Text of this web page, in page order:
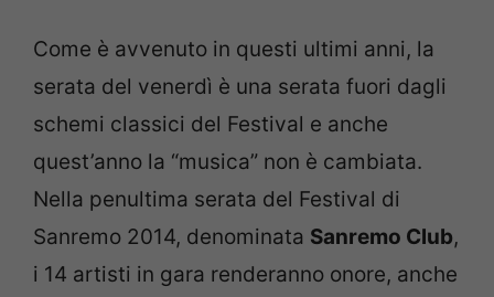
Come è avvenuto in questi ultimi anni, la
serata del venerdì è una serata fuori dagli
schemi classici del Festival e anche
quest’anno la “musica” non è cambiata.
Nella penultima serata del Festival di
Sanremo 2014, denominata Sanremo Club,
i 14 artisti in gara renderanno onore, anche